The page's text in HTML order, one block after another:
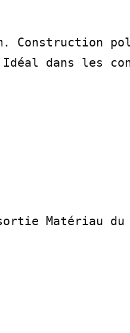
Construction
dans les
Matériau